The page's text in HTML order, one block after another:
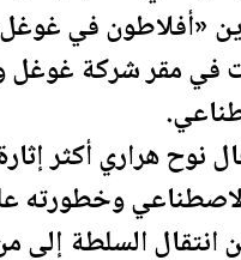
«أفلاطون في
في مقر شركة
نوح هراري أكثر
وخطورته
السلطة إلى